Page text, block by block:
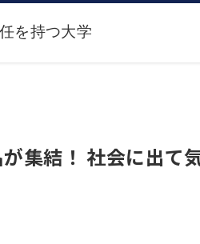
集結！ 社会に出て